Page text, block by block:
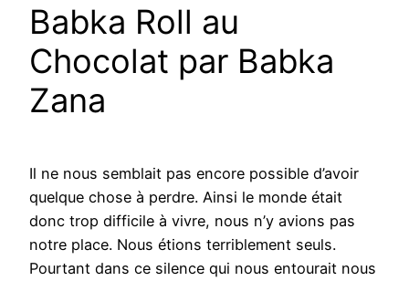
Babka Roll au
Chocolat par Babka
Zana
Il ne nous semblait pas encore possible d’avoir
quelque chose à perdre. Ainsi le monde était
donc trop difficile à vivre, nous n’y avions pas
notre place. Nous étions terriblement seuls.
Pourtant dans ce silence qui nous entourait nous